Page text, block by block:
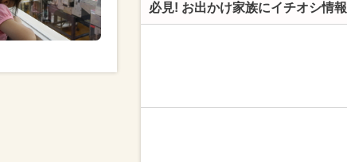
必見! お出かけ家族にイチオシ情報